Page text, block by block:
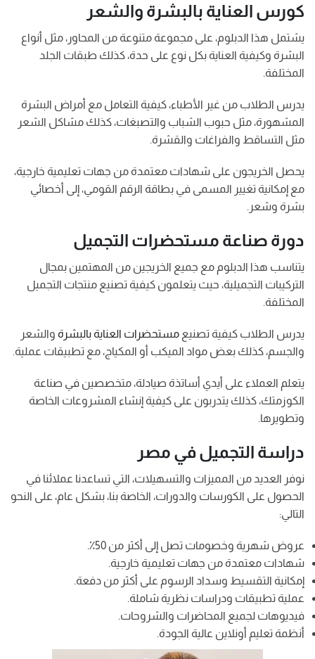
كورس العناية بالبشرة والشعر
يشتمل هذا الدبلوم، على مجموعة متنوعة من المحاور، مثل أنواع
البشرة وكيفية العناية بكل نوع على حدة، كذلك طبقات الجلد
المختلفة.
يدرس الطلاب من غير الأطباء، كيفية التعامل مع أمراض البشرة
المشهورة، مثل حبوب الشباب والتصبغات، كذلك مشاكل الشعر
مثل التساقط والفراغات والقشرة.
يحصل الخريجون على شهادات معتمدة من جهات تعليمية خارجية،
مع إمكانية تغيير المسمى في بطاقة الرقم القومي، إلى أخصائي
بشرة وشعر.
دورة صناعة مستحضرات التجميل
يتناسب هذا الدبلوم مع جميع الخريجين من المهتمين بمجال
التركيبات التجميلية، حيث يتعلمون كيفية تصنيع منتجات التجميل
المختلفة.
يدرس الطلاب كيفية تصنيع مستحضرات العناية بالبشرة والشعر
والجسم، كذلك بعض مواد الميكب أو المكياج، مع تطبيقات عملية.
يتعلم العملاء على أيدي أساتذة صيادلة، متخصصين في صناعة
الكوزمتك، كذلك يتدربون على كيفية إنشاء المشروعات الخاصة
وتطويرها.
دراسة التجميل في مصر
نوفر العديد من المميزات والتسهيلات، التي تساعدنا عملائنا في
الحصول على الكورسات والدورات، الخاصة بنا، بشكل عام، على النحو
التالي:
عروض شهرية وخصومات تصل إلى أكثر من 50٪.
شهادات معتمدة من جهات تعليمية خارجية.
إمكانية التقسيط وسداد الرسوم على أكثر من دفعة.
عملية تطبيقات ودراسات نظرية شاملة.
فيديوهات لجميع المحاضرات والشروحات.
أنظمة تعليم أونلاين عالية الجودة.